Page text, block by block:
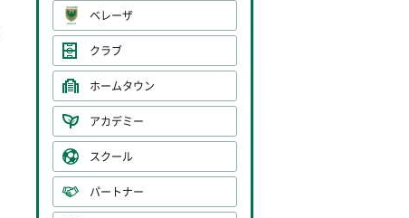
ベレーザ
クラブ
ホームタウン
アカデミー
スクール
パートナー